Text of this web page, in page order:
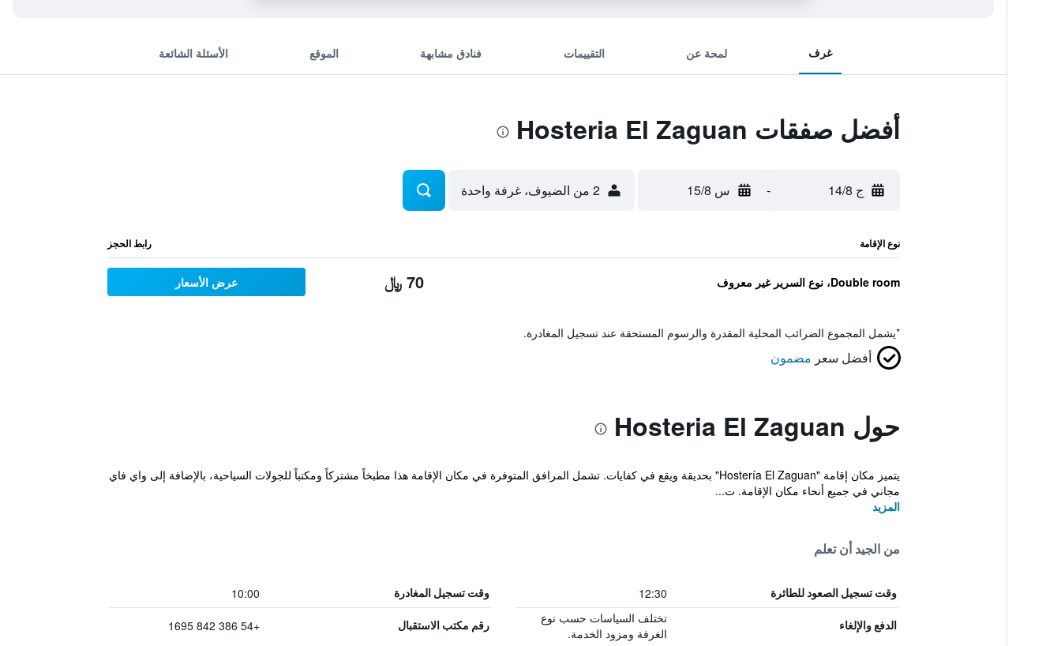
غرف لمحة عن التقييمات فنادق مشابهة الموقع الأسئلة الشائعة
أفضل صفقات Hosteria El Zaguan
ج 14/8 - س 15/8 2 من الضيوف، غرفة واحدة
نوع الإقامة رابط الحجز
Double room، نوع السرير غير معروف 70 ﷼ عرض الأسعار
*يشمل المجموع الضرائب المحلية المقدرة والرسوم المستحقة عند تسجيل المغادرة.
أفضل سعر مضمون
حول Hosteria El Zaguan
يتميز مكان إقامة "Hostería El Zaguan" بحديقة ويقع في كفايات. تشمل المرافق المتوفرة في مكان الإقامة هذا مطبخاً مشتركاً ومكتباً للجولات السياحية، بالإضافة إلى واي فاي
مجاني في جميع أنحاء مكان الإقامة. ت...
المزيد
من الجيد أن تعلم
وقت تسجيل الصعود للطائرة 12:30 وقت تسجيل المغادرة 10:00
الدفع والإلغاء
تختلف السياسات حسب نوع
الغرفة ومزود الخدمة.
رقم مكتب الاستقبال +54 386 842 1695